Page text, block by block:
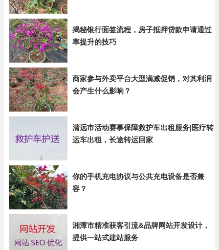
揭秘银行面签流程，房子抵押贷款申请通过
率提升的技巧
商家参与外卖平台大型满减促销，对其利润
会产生什么影响？
清远市活动赛事保障救护车出租服务|医疗转
运车出租，长途转运回家
你的手机充电协议与公共充电设备是否兼
容？
湘潭市精准获客引流&品牌网站开发设计，
提供一站式建站服务